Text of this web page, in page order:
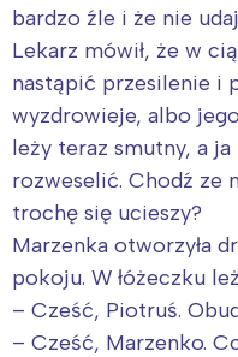
bardzo źle i że nie
Lekarz mówił, że w
nastąpić przesilenie i
wyzdrowieje, albo
leży teraz smutny, a ja
rozweselić. Chodź ze
trochę się ucieszy?
Marzenka otworzyła
pokoju. W łóżeczku
– Cześć, Piotruś.
– Cześć, Marzenko.